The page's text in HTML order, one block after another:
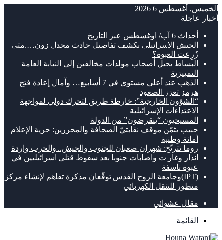
الخميس, أغسطس 6 2026
أخبار عاجلة
أحداث 6 آب/ اوغسطس عبر التاريخ
الجيش الاسرائيلي يكشف تفاصيل حادث مجدل زون….متى
زُرِعت العبوة؟
البساط يحيل أصحاب مولدات مخالفين إلى النيابة العامة
التمييزية
الذهب عند أعلى مستوى في 7 أسابيع… وآمال إعادة فتح
هرمز تعزز الصعود
“الشؤون الخارجية”: خارطة طريق لتحرك دولي لمواجهة
الاعتداءات الإسرائيلية
المسيحيون “ينقرضون” من الدولة
حبيب يثمّن موقف نقابتيّ الصحافة والمحررين: حرية الإعلام
أمانة وطنية
روما تترنّح: شهران صعبان للجنوب والجيش.. والحرب واردة
انذار وغارات واصابات جنوبا بعد سقوط قتلى اسرائيليين في
عبوة ناسفة
(IPT)وجامعة الروح القدس توقّعان مذكرة تفاهم لإنشاء مركز
متطور للتنقل الكهربائي
مقال عشوائي
القائمة